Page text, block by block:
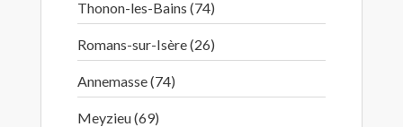
Thonon-les-Bains (74)
Romans-sur-Isère (26)
Annemasse (74)
Meyzieu (69)